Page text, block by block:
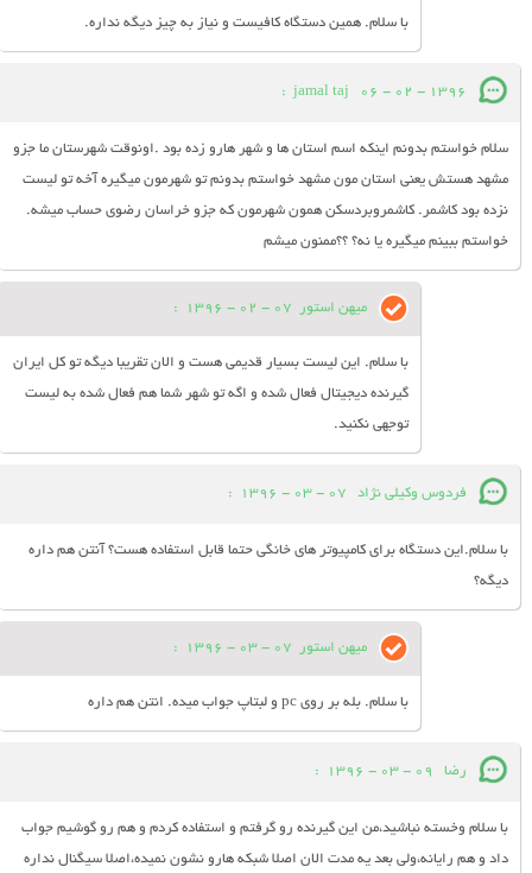
با سلام. همین دستگاه کافیست و نیاز به چیز دیگه نداره.
jamal taj 06 - 02 - 1396
:
سلام خواستم بدونم اینکه اسم استان ها و شهر هارو زده بود .اونوقت شهرستان ما جزو
مشهد هستش یعنی استان مون مشهد خواستم بدونم تو شهرمون میگیره آخه تو لیست
نزده بود کاشمر. کاشمروبردسکن همون شهرمون که جزو خراسان رضوی حساب میشه.
خواستم ببینم میگیره یا نه؟ ؟؟ممنون میشم
میهن استور 07 - 02 - 1396
:
با سلام. این لیست بسیار قدیمی هست و الان تقریبا دیگه تو کل ایران
گیرنده دیجیتال فعال شده و اگه تو شهر شما هم فعال شده به لیست
توجهی نکنید.
فردوس وکیلی نژاد 07 - 03 - 1396
:
با سلام.این دستگاه برای کامپیوتر های خانگی حتما قابل استفاده هست؟ آنتن هم داره
دیگه؟
میهن استور 07 - 03 - 1396
:
با سلام. بله بر روی pc و لبتاپ جواب میده. انتن هم داره
رضا 09 - 03 - 1396
:
با سلام وخسته نباشید،من این گیرنده رو گرفتم و استفاده کردم و هم رو گوشیم جواب
داد و هم رایانه،ولی بعد یه مدت الان اصلا شبکه هارو نشون نمیده،اصلا سیگنال نداره